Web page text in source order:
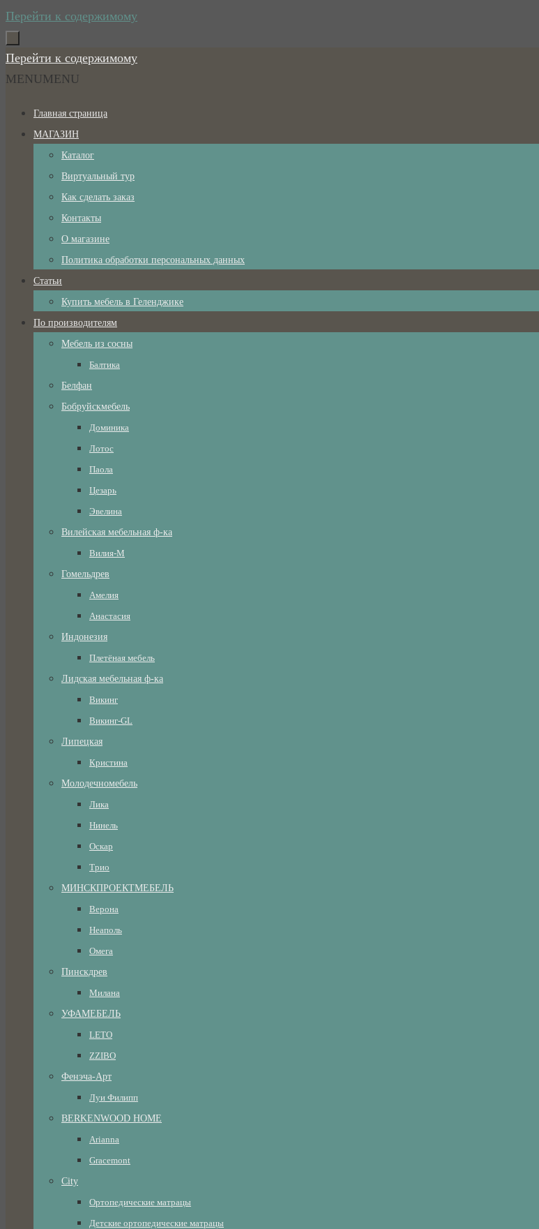
Перейти к содержимому
Перейти к содержимому
MENUMENU
Главная страница
МАГАЗИН
Каталог
Виртуальный тур
Как сделать заказ
Контакты
О магазине
Политика обработки персональных данных
Статьи
Купить мебель в Геленджике
По производителям
Мебель из сосны
Балтика
Белфан
Бобруйскмебель
Доминика
Лотос
Паола
Цезарь
Эвелина
Вилейская мебельная ф-ка
Вилия-М
Гомельдрев
Амелия
Анастасия
Индонезия
Плетёная мебель
Лидская мебельная ф-ка
Викинг
Викинг-GL
Липецкая
Кристина
Молодечномебель
Лика
Нинель
Оскар
Трио
МИНСКПРОЕКТМЕБЕЛЬ
Верона
Неаполь
Омега
Пинскдрев
Милана
УФАМЕБЕЛЬ
LETO
ZZIBO
Фенэча-Арт
Луи Филипп
BERKENWOOD HOME
Arianna
Gracemont
City
Ортопедические матрацы
Детские ортопедические матрацы